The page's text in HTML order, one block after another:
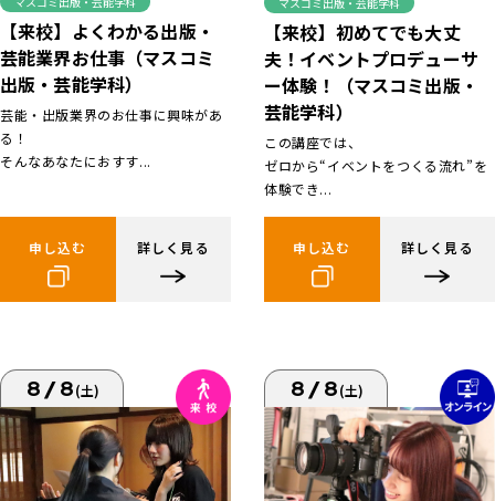
【来校】よくわかる出版・
芸能業界お仕事（マスコミ
出版・芸能学科）
芸能・出版業界のお仕事に興味があ
る！
そんなあなたにおすす...
申し込む 詳しく見る
【来校】初めてでも大丈
夫！イベントプロデューサ
ー体験！（マスコミ出版・
芸能学科）
この講座では、
ゼロから“イベントをつくる流れ”を
体験でき...
申し込む 詳しく見る
8/8(土) 8/8(土)